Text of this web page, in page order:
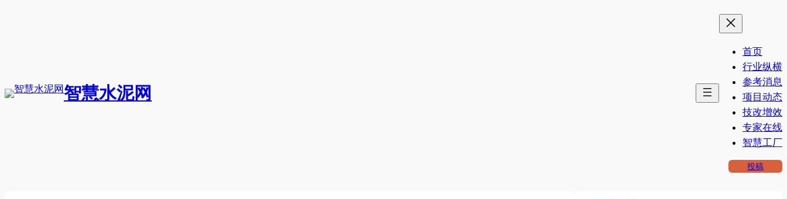
智慧水泥网
首页
行业纵横
参考消息
项目动态
技改增效
专家在线
智慧工厂
投稿